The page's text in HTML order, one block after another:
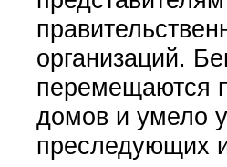
организаций.
перемещаются
домов и умело
преследующих